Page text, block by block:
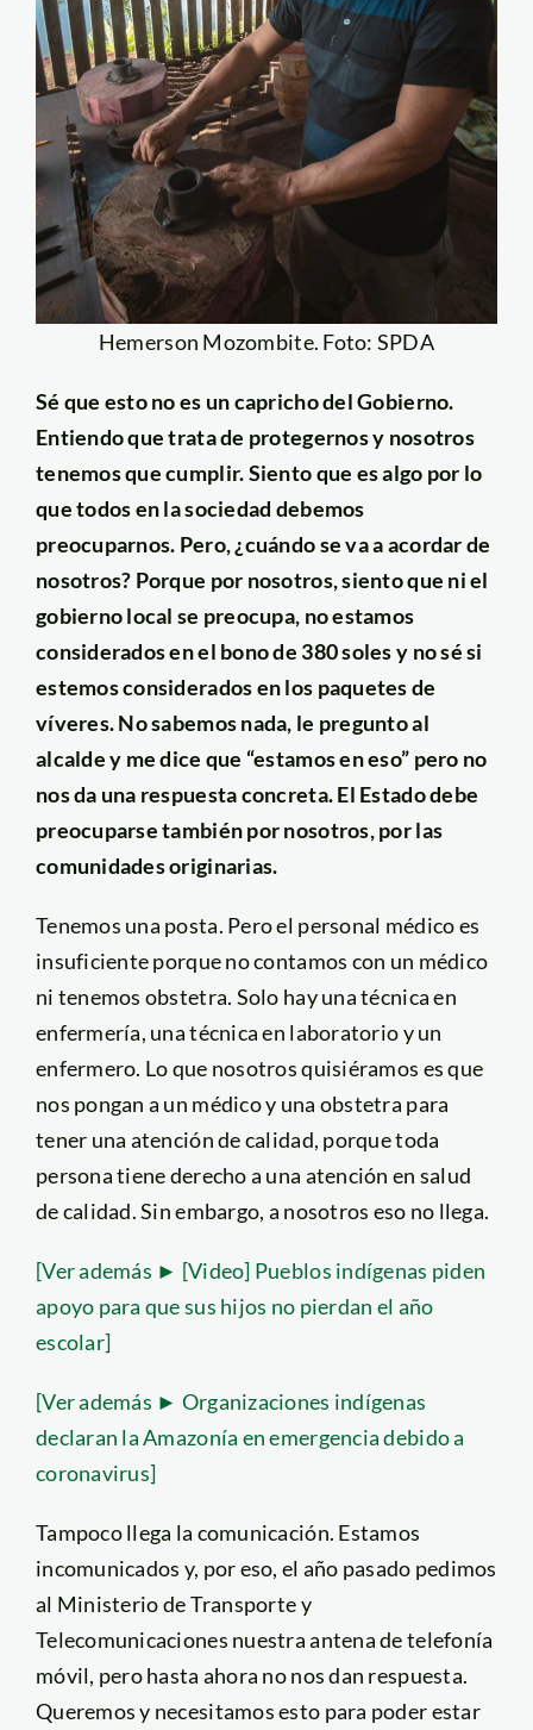
Hemerson Mozombite. Foto: SPDA
Sé que esto no es un capricho del Gobierno.
Entiendo que trata de protegernos y nosotros
tenemos que cumplir. Siento que es algo por lo
que todos en la sociedad debemos
preocuparnos. Pero, ¿cuándo se va a acordar de
nosotros? Porque por nosotros, siento que ni el
gobierno local se preocupa, no estamos
considerados en el bono de 380 soles y no sé si
estemos considerados en los paquetes de
víveres. No sabemos nada, le pregunto al
alcalde y me dice que “estamos en eso” pero no
nos da una respuesta concreta. El Estado debe
preocuparse también por nosotros, por las
comunidades originarias.
Tenemos una posta. Pero el personal médico es
insuficiente porque no contamos con un médico
ni tenemos obstetra. Solo hay una técnica en
enfermería, una técnica en laboratorio y un
enfermero. Lo que nosotros quisiéramos es que
nos pongan a un médico y una obstetra para
tener una atención de calidad, porque toda
persona tiene derecho a una atención en salud
de calidad. Sin embargo, a nosotros eso no llega.
[Ver además ► [Video] Pueblos indígenas piden
apoyo para que sus hijos no pierdan el año
escolar]
[Ver además ► Organizaciones indígenas
declaran la Amazonía en emergencia debido a
coronavirus]
Tampoco llega la comunicación. Estamos
incomunicados y, por eso, el año pasado pedimos
al Ministerio de Transporte y
Telecomunicaciones nuestra antena de telefonía
móvil, pero hasta ahora no nos dan respuesta.
Queremos y necesitamos esto para poder estar